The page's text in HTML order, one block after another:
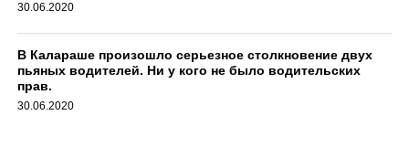
30.06.2020
В Калараше произошло серьезное столкновение двух
пьяных водителей. Ни у кого не было водительских
прав.
30.06.2020